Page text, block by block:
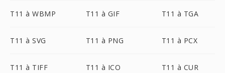
T11 à WBMP T11 à GIF T11 à TGA
T11 à SVG T11 à PNG T11 à PCX
T11 à TIFF T11 à ICO T11 à CUR